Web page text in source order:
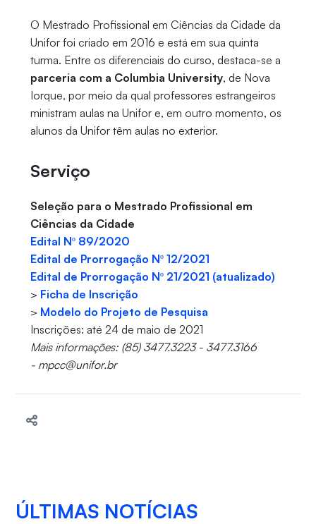
O Mestrado Profissional em Ciências da Cidade da
Unifor foi criado em 2016 e está em sua quinta
turma. Entre os diferenciais do curso, destaca-se a
parceria com a Columbia University, de Nova
Iorque, por meio da qual professores estrangeiros
ministram aulas na Unifor e, em outro momento, os
alunos da Unifor têm aulas no exterior.
Serviço
Seleção para o Mestrado Profissional em
Ciências da Cidade
Edital Nº 89/2020
Edital de Prorrogação Nº 12/2021
Edital de Prorrogação Nº 21/2021 (atualizado)
> Ficha de Inscrição
> Modelo do Projeto de Pesquisa
Inscrições: até 24 de maio de 2021
Mais informações: (85) 3477.3223 - 3477.3166
- mpcc@unifor.br
ÚLTIMAS NOTÍCIAS